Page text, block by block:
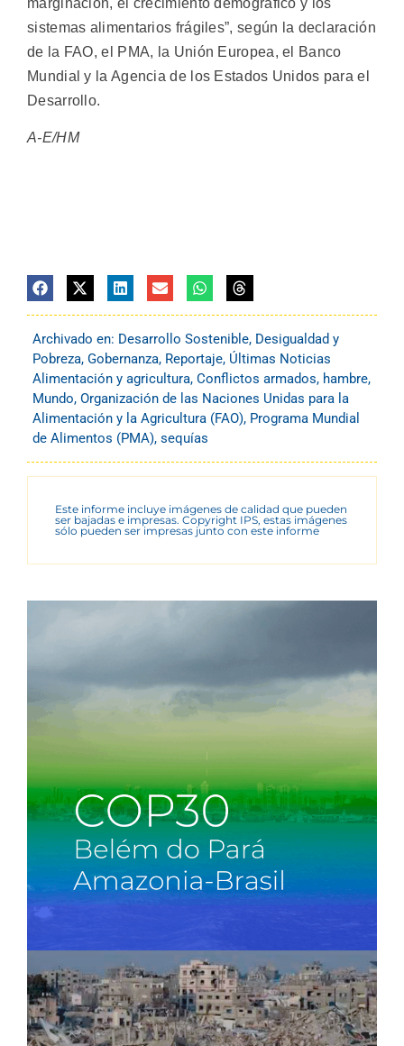
marginación, el crecimiento demográfico y los
sistemas alimentarios frágiles”, según la declaración
de la FAO, el PMA, la Unión Europea, el Banco
Mundial y la Agencia de los Estados Unidos para el
Desarrollo.
A-E/HM
Archivado en: Desarrollo Sostenible, Desigualdad y
Pobreza, Gobernanza, Reportaje, Últimas Noticias
Alimentación y agricultura, Conflictos armados, hambre,
Mundo, Organización de las Naciones Unidas para la
Alimentación y la Agricultura (FAO), Programa Mundial
de Alimentos (PMA), sequías
Este informe incluye imágenes de calidad que pueden
ser bajadas e impresas. Copyright IPS, estas imágenes
sólo pueden ser impresas junto con este informe